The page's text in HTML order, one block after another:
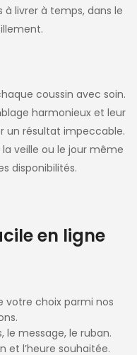
livrer à temps, dans le
coussin avec soin.
harmonieux et leur
un résultat impeccable.
veille ou le jour même
disponibilités.
en ligne
votre choix parmi nos
le message, le ruban.
et l’heure souhaitée.